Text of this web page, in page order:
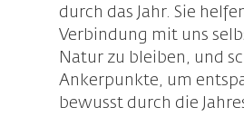
durch das Jahr. Sie
Verbindung mit uns
Natur zu bleiben, und
Ankerpunkte, um
bewusst durch die